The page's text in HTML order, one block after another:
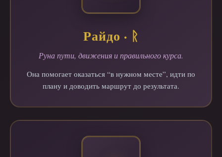
Райдо · ᚱ
Руна пути, движения и правильного курса.
Она помогает оказаться “в нужном месте”, идти по
плану и доводить маршрут до результата.